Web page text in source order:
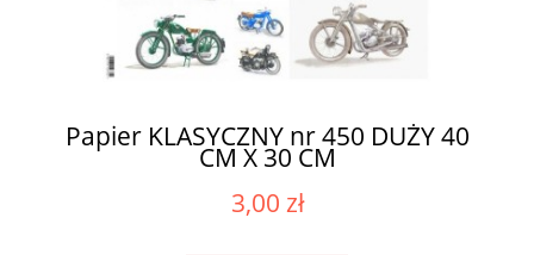
Papier KLASYCZNY nr 450 DUŻY 40
CM X 30 CM
3,00 zł